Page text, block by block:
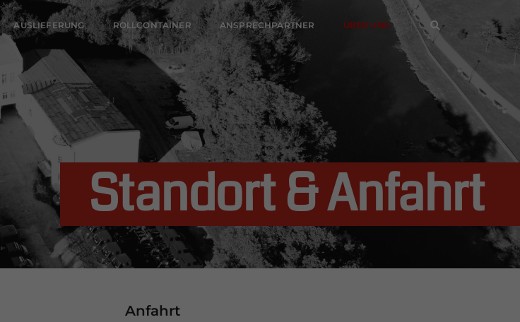
AUSLIEFERUNG ROLLCONTAINER ANSPRECHPARTNER ÜBER UNS
Standort & Anfahrt
Anfahrt